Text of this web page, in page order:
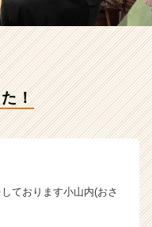
！
ております小山内(おさ